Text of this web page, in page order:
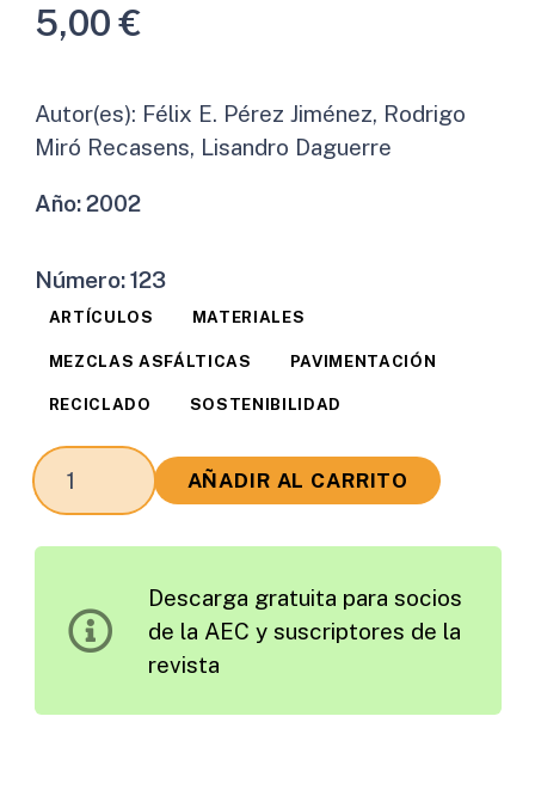
5,00€
Autor(es): Félix E. Pérez Jiménez, Rodrigo
Miró Recasens, Lisandro Daguerre
Año:2002
Número:123
ARTÍCULOS MATERIALES
MEZCLAS ASFÁLTICAS PAVIMENTACIÓN
RECICLADO SOSTENIBILIDAD
Efecto
de
Fíller/Betún
AÑADIR AL CARRITO
Descarga gratuita para socios
de la AEC y suscriptores de la
revista